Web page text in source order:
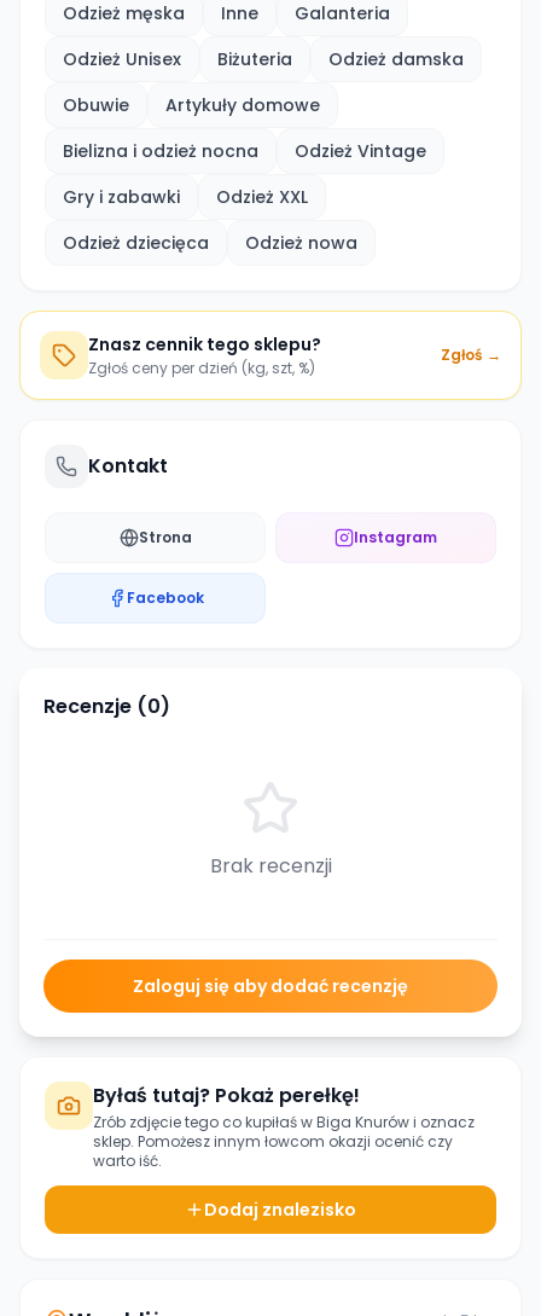
Odzież męska Inne
Galanteria
Odzież Unisex
Biżuteria
Odzież damska
Obuwie
Artykuły domowe
Bielizna i odzież nocna
Odzież Vintage
Gry i zabawki
Odzież XXL
Odzież dziecięca
Odzież nowa
Znasz cennik tego sklepu?
Zgłoś ceny per dzień (kg, szt, %)
Zgłoś →
Kontakt
Strona Instagram
Facebook
Recenzje (0)
Brak recenzji
Zaloguj się aby dodać recenzję
Byłaś tutaj? Pokaż perełkę!
Zrób zdjęcie tego co kupiłaś wBiga Knurówi oznacz
sklep. Pomożesz innym łowcom okazji ocenić czy
warto iść.
Dodaj znalezisko